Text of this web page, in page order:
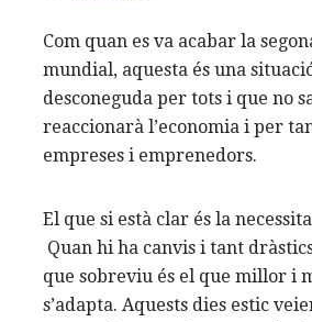
Com quan es va acabar la
mundial, aquesta és una
desconeguda per tots i que no
reaccionarà l’economia i per
empreses i emprenedors.
El que si està clar és la
Quan hi ha canvis i tant
que sobreviu és el que millor i
s’adapta. Aquests dies estic